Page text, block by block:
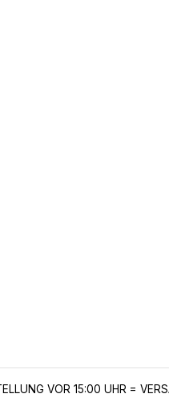
VOR 15:00 UHR =